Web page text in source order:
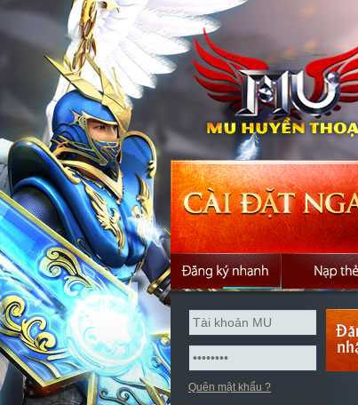
Quên mật khẩu ?